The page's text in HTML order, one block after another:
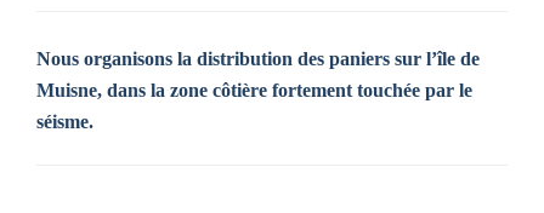
Nous organisons la distribution des paniers sur l’île de
Muisne, dans la zone côtière fortement touchée par le
séisme.